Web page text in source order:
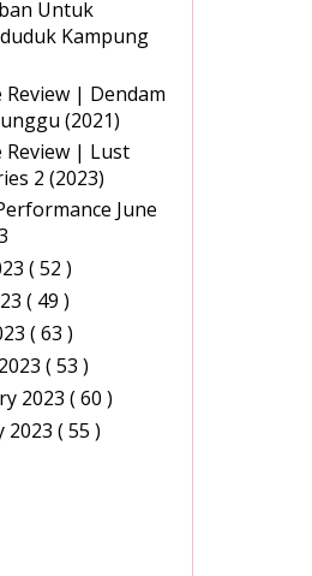
Untuk
Kampung
Review | Dendam
(2021)
Review | Lust
2 (2023)
June
( 52 )
( 49 )
( 63 )
( 53 )
2023 ( 60 )
2023 ( 55 )